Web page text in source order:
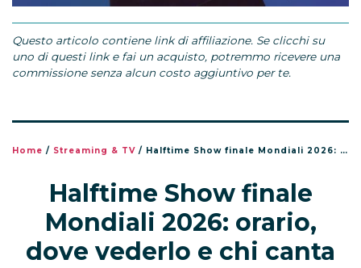
Questo articolo contiene link di affiliazione. Se clicchi su
uno di questi link e fai un acquisto, potremmo ricevere una
commissione senza alcun costo aggiuntivo per te.
Home / Streaming & TV / Halftime Show finale Mondiali 2026: orario, dove vederlo e chi canta
Halftime Show finale
Mondiali 2026: orario,
dove vederlo e chi canta